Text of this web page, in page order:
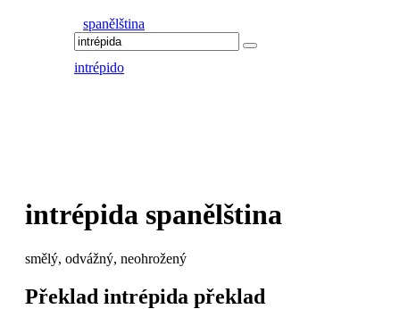
spanělština
intrépido
intrépida spanělština
smělý, odvážný, neohrožený
Překlad intrépida překlad